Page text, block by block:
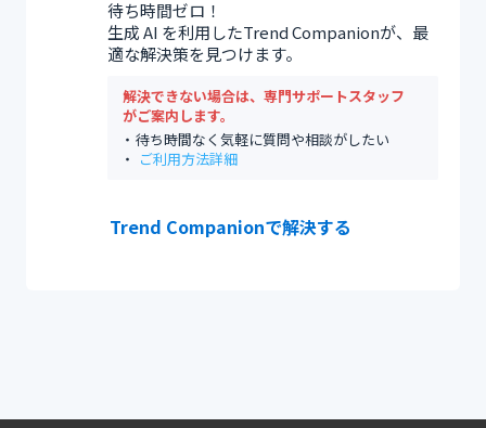
待ち時間ゼロ！
生成 AI を利用したTrend Companionが、最
適な解決策を見つけます。
解決できない場合は、専門サポートスタッフ
がご案内します。
待ち時間なく気軽に質問や相談がしたい
ご利用方法詳細
Trend Companionで解決する